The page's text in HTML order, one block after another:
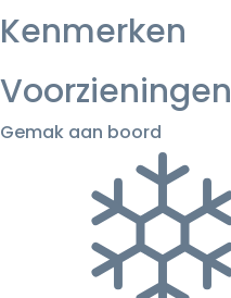
Kenmerken
Voorzieningen
Gemak aan boord